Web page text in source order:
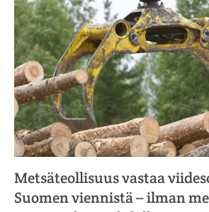
Metsäteollisuus vastaa
Suomen viennistä – ilman